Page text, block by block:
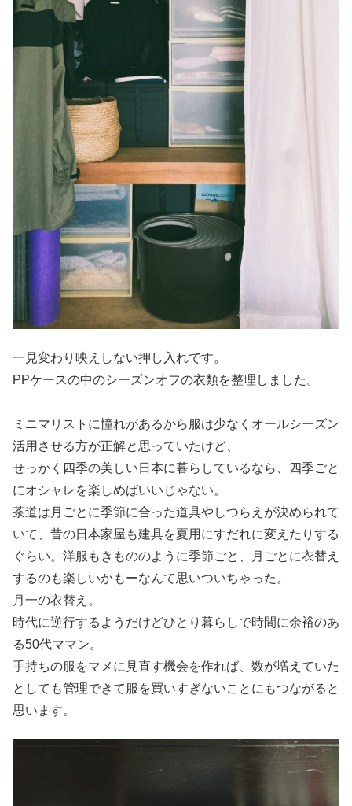
一見変わり映えしない押し入れです。
PPケースの中のシーズンオフの衣類を整理しました。
ミニマリストに憧れがあるから服は少なくオールシーズン
活用させる方が正解と思っていたけど、
せっかく四季の美しい日本に暮らしているなら、四季ごと
にオシャレを楽しめばいいじゃない。
茶道は月ごとに季節に合った道具やしつらえが決められて
いて、昔の日本家屋も建具を夏用にすだれに変えたりする
ぐらい。洋服もきもののように季節ごと、月ごとに衣替え
するのも楽しいかもーなんて思いついちゃった。
月一の衣替え。
時代に逆行するようだけどひとり暮らしで時間に余裕のあ
る50代ママン。
手持ちの服をマメに見直す機会を作れば、数が増えていた
としても管理できて服を買いすぎないことにもつながると
思います。